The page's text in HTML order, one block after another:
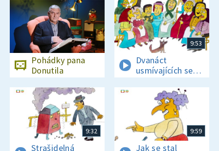
Pohádky pana
Donutila
9:53
Dvanáct
usmívajících se
ježibab a Babka
jako čert
9:32
Strašidelná
9:59
Jak se stal